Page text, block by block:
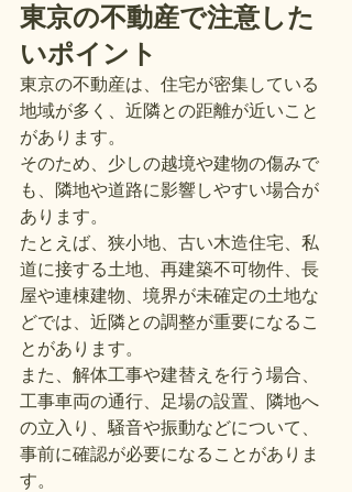
東京の不動産で注意した
いポイント
東京の不動産は、住宅が密集している
地域が多く、近隣との距離が近いこと
があります。
そのため、少しの越境や建物の傷みで
も、隣地や道路に影響しやすい場合が
あります。
たとえば、狭小地、古い木造住宅、私
道に接する土地、再建築不可物件、長
屋や連棟建物、境界が未確定の土地な
どでは、近隣との調整が重要になるこ
とがあります。
また、解体工事や建替えを行う場合、
工事車両の通行、足場の設置、隣地へ
の立入り、騒音や振動などについて、
事前に確認が必要になることがありま
す。